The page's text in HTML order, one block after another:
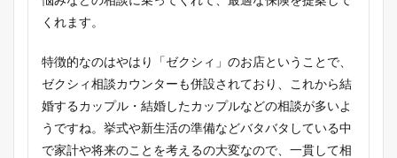
くれます。
特徴的なのはやはり「ゼクシィ」のお店ということで、
ゼクシィ相談カウンターも併設されており、これから結
婚するカップル・結婚したカップルなどの相談が多いよ
うですね。挙式や新生活の準備などバタバタしている中
で家計や将来のことを考えるの大変なので、一貫して相